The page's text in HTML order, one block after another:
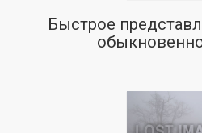
Быстрое